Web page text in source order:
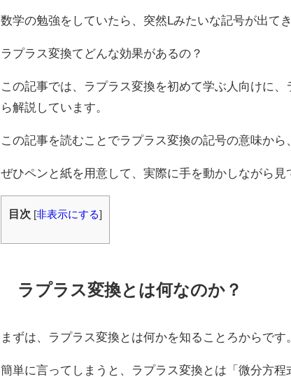
数学の勉強をしていたら、突然Lみたいな記号が出て
ラプラス変換てどんな効果があるの？
この記事では、ラプラス変換を初めて学ぶ人向けに
ら解説しています。
この記事を読むことでラプラス変換の記号の意味から
ぜひペンと紙を用意して、実際に手を動かしながら見
目次 [非表示にする
ラプラス変換とは何なのか？
まずは、ラプラス変換とは何かを知ることろからです
簡単に言ってしまうと、ラプラス変換とは「微分方